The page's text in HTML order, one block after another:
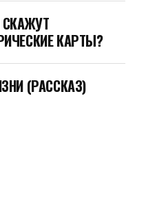
КАРТЫ?
(РАССКАЗ)